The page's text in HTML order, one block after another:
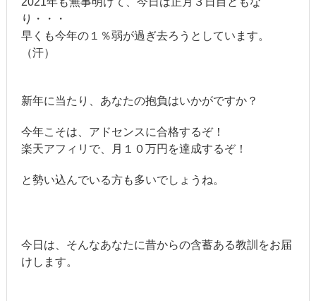
り・・・
早くも今年の１％弱が過ぎ去ろうとしています。
（汗）
新年に当たり、あなたの抱負はいかがですか？
今年こそは、アドセンスに合格するぞ！
楽天アフィリで、月１０万円を達成するぞ！
と勢い込んでいる方も多いでしょうね。
今日は、そんなあなたに昔からの含蓄ある教訓をお届
けします。